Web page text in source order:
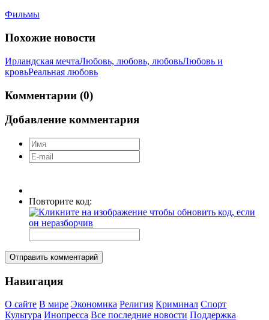
Фильмы
Похожие новости
Ирландская мечтаЛюбовь, любовь, любовьЛюбовь и
кровьРеальная любовь
Комментарии (0)
Добавление комментария
Повторите код:
Отправить комментарий
Навигация
О сайте В мире Экономика Религия Криминал Спорт
Культура Инопресса Все последние новости Поддержка